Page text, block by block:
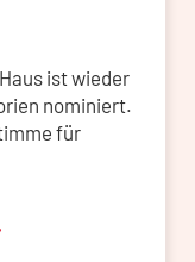
ist wieder
nominiert.
für